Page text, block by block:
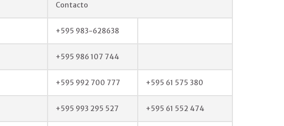
Contacto
+595 983-628638
+595 986 107 744
+595 992 700 777 +595 61 575 380
+595 993 295 527 +595 61 552 474